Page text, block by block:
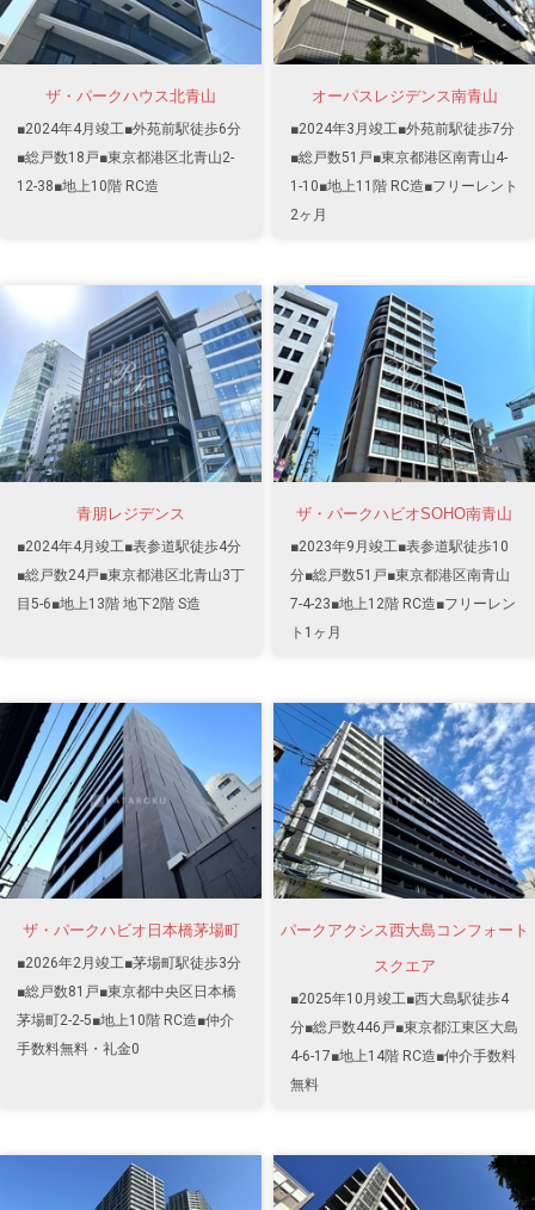
ザ・パークハウス北青山
■2024年4月竣工■外苑前駅徒歩6分
■総戸数18戸■東京都港区北青山2-
12-38■地上10階 RC造
オーパスレジデンス南青山
■2024年3月竣工■外苑前駅徒歩7分
■総戸数51戸■東京都港区南青山4-
1-10■地上11階 RC造■フリーレント
2ヶ月
青朋レジデンス
■2024年4月竣工■表参道駅徒歩4分
■総戸数24戸■東京都港区北青山3丁
目5-6■地上13階 地下2階 S造
ザ・パークハビオSOHO南青山
■2023年9月竣工■表参道駅徒歩10
分■総戸数51戸■東京都港区南青山
7-4-23■地上12階 RC造■フリーレン
ト1ヶ月
ザ・パークハビオ日本橋茅場町
■2026年2月竣工■茅場町駅徒歩3分
■総戸数81戸■東京都中央区日本橋
茅場町2-2-5■地上10階 RC造■仲介
手数料無料・礼金0
パークアクシス西大島コンフォート
スクエア
■2025年10月竣工■西大島駅徒歩4
分■総戸数446戸■東京都江東区大島
4-6-17■地上14階 RC造■仲介手数料
無料